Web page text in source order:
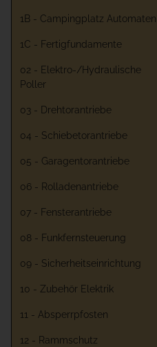
1B - Campingplatz Automaten
1C - Fertigfundamente
02 - Elektro-/Hydraulische
Poller
03 - Drehtorantriebe
04 - Schiebetorantriebe
05 - Garagentorantriebe
06 - Rolladenantriebe
07 - Fensterantriebe
08 - Funkfernsteuerung
09 - Sicherheitseinrichtung
10 - Zubehör Elektrik
11 - Absperrpfosten
12 - Rammschutz